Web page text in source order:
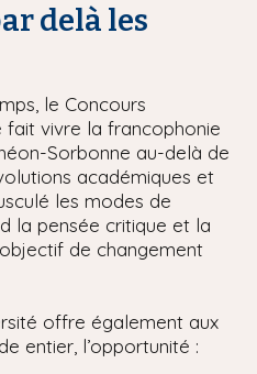
delà les
le Concours
fait vivre la francophonie
Sorbonne au-delà de
académiques et
les modes de
la pensée critique et la
de changement
offre également aux
entier, l’opportunité :